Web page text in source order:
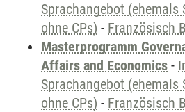
Sprachangebot (ehemals
ohne CPs) - Französisch
Masterprogramm
Affairs and Economics -
Sprachangebot (ehemals
ohne CPs) - Französisch